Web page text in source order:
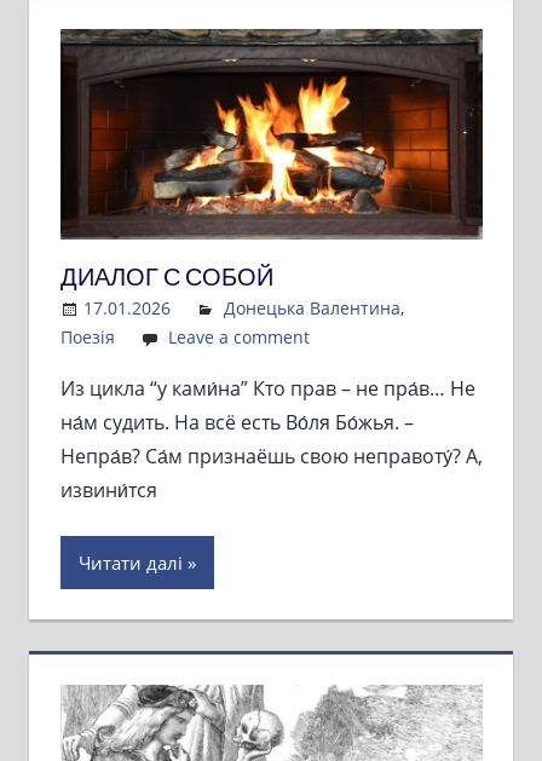
ДИАЛОГ С СОБОЙ
17.01.2026 Admin
Донецька Валентина,
Поезія
Leave a comment
Из цикла “у ками́на” Кто прав – не пра́в… Не
на́м судить. На всё есть Во́ля Бо́жья. –
Непра́в? Са́м признаёшь свою неправоту́? А,
извини́тся
Читати далі